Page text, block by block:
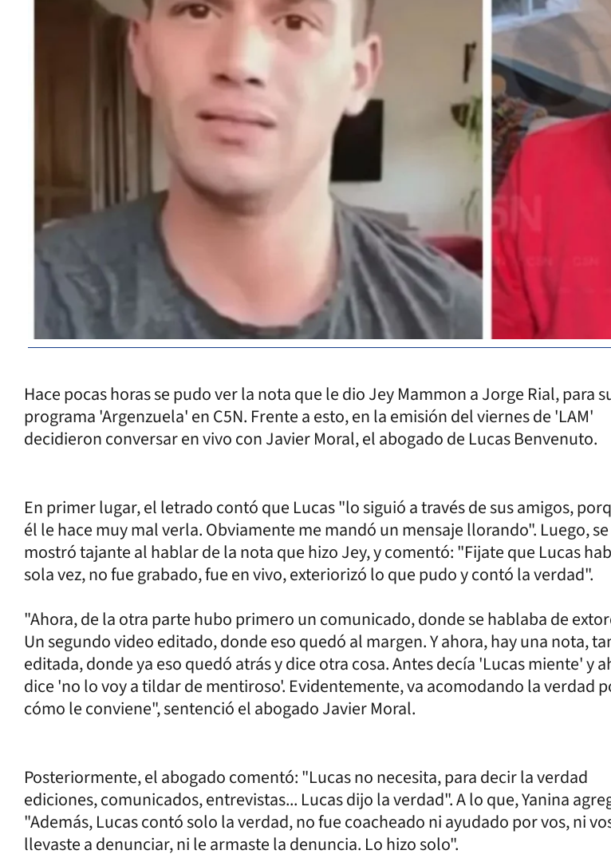
Hace pocas horas se pudo ver la nota que le dio Jey Mammon a Jorge Rial, para
programa 'Argenzuela' en C5N. Frente a esto, en la emisión del viernes de 'LAM'
decidieron conversar en vivo con Javier Moral, el abogado de Lucas Benvenuto.
En primer lugar, el letrado contó que Lucas "lo siguió a través de sus amigos,
él le hace muy mal verla. Obviamente me mandó un mensaje llorando". Luego, se
mostró tajante al hablar de la nota que hizo Jey, y comentó: "Fijate que Lucas
sola vez, no fue grabado, fue en vivo, exteriorizó lo que pudo y contó la verdad".
"Ahora, de la otra parte hubo primero un comunicado, donde se hablaba de
Un segundo video editado, donde eso quedó al margen. Y ahora, hay una nota,
editada, donde ya eso quedó atrás y dice otra cosa. Antes decía 'Lucas miente' y
dice 'no lo voy a tildar de mentiroso'. Evidentemente, va acomodando la verdad
cómo le conviene", sentenció el abogado Javier Moral.
Posteriormente, el abogado comentó: "Lucas no necesita, para decir la verdad
ediciones, comunicados, entrevistas... Lucas dijo la verdad". A lo que, Yanina
"Además, Lucas contó solo la verdad, no fue coacheado ni ayudado por vos, ni
llevaste a denunciar, ni le armaste la denuncia. Lo hizo solo".